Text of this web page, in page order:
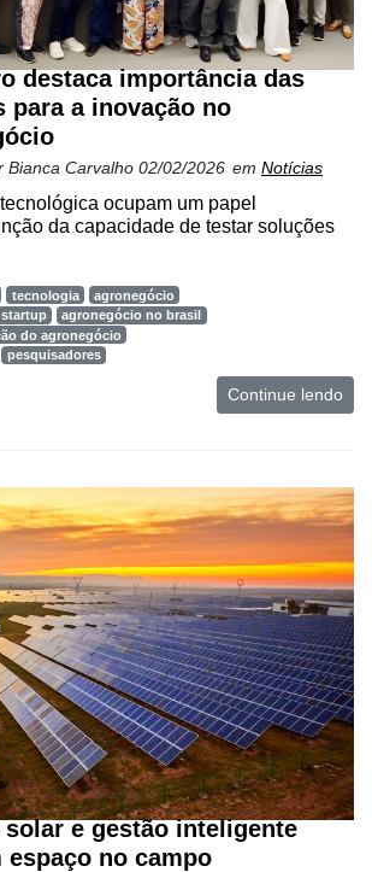
destaca importância das
para a inovação no
Bianca Carvalho 02/02/2026 em Notícias
ocupam um papel
da capacidade de testar soluções
tecnologia
agronegócio
startup
agronegócio no brasil
do agronegócio
pesquisadores
Continue lendo
solar e gestão inteligente
espaço no campo